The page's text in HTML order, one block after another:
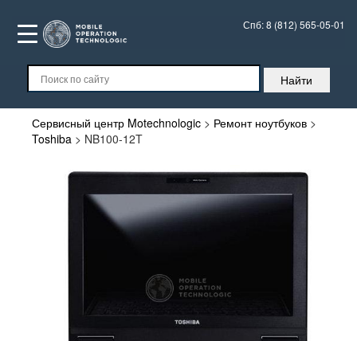
Спб:8 (812) 565-05-01
Сервисный центр Motechnologic > Ремонт ноутбуков >
Toshiba > NB100-12T